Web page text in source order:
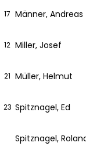
17 Männer, Andreas
12 Miller, Josef
21 Müller, Helmut
23 Spitznagel, Ed
Spitznagel,